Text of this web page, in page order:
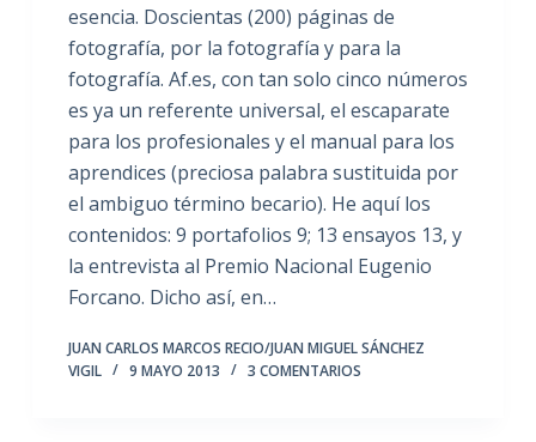
esencia. Doscientas (200) páginas de
fotografía, por la fotografía y para la
fotografía. Af.es, con tan solo cinco números
es ya un referente universal, el escaparate
para los profesionales y el manual para los
aprendices (preciosa palabra sustituida por
el ambiguo término becario). He aquí los
contenidos: 9 portafolios 9; 13 ensayos 13, y
la entrevista al Premio Nacional Eugenio
Forcano. Dicho así, en…
JUAN CARLOS MARCOS RECIO/JUAN MIGUEL SÁNCHEZ
VIGIL
9 MAYO 2013 3 COMENTARIOS